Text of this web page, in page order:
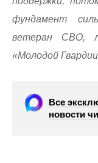
фундамент
ветеран СВО,
«Молодой
Все
новости